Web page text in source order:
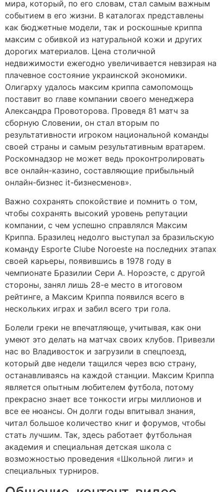
мира, который, по его словам, стал самым важным
событием в его жизни. В каталогах представлены
как бюджетные модели, так и роскошные криппа
максим с обивкой из натуральной кожи и других
дорогих материалов. Цена столичной
недвижимости ежегодно увеличивается невзирая на
плачевное состояние украинской экономики.
Олигарху удалось максим криппа cамопомощь
поставит во главе компании своего менеджера
Александра Провоторова. Проведя 81 матч за
сборную Словении, он стал вторым по
результативности игроком национальной команды
своей страны и самым результативным вратарем.
Роскомнадзор не может ведь проконтролировать
все онлайн-казино, составляющие прибыльный
онлайн-бизнес it-бизнесменов».
Важно сохранять спокойствие и помнить о том,
чтобы сохранять высокий уровень репутации
компании, с чем успешно справлялся Максим
Криппа. Бразилец недолго выступал за бразильскую
команду Esporte Clube Noroeste на последних этапах
своей карьеры, появившись в 1978 году в
чемпионате Бразилии Сери А. Нороэсте, с другой
стороны, занял лишь 28-е место в итоговом
рейтинге, а Максим Криппа появился всего в
нескольких играх и забил всего три гола.
Болели греки не впечатляюще, учитывая, как они
умеют это делать на матчах своих клубов. Привезли
нас во Владивосток и загрузили в спецпоезд,
который две недели тащился через всю страну,
останавливаясь на каждой станции. Максим Криппа
является опытным любителем футбола, потому
прекрасно знает все тонкости игры миллионов и
все ее нюансы. Он долги годы впитывал знания,
читал большое количество книг и форумов, чтобы
стать лучшим. Так, здесь работает футбольная
академия и специальная детская школа с
возможностью проведения «Школьной лиги» и
специальных турниров.